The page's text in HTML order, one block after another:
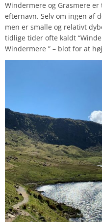
Windermere og Grasmere
efternavn. Selv om ingen af
men er smalle og relativt
tidlige tider ofte kaldt
Windermere ” – blot for at